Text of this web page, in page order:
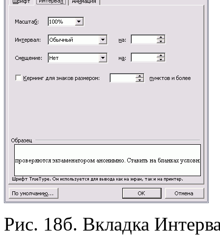
Рис. 18б. Вкладка